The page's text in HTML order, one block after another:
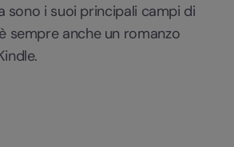
sono i suoi principali campi di
sempre anche un romanzo